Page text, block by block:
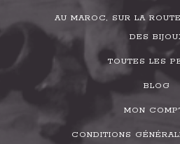
AU MAROC, SUR LA
DES
TOUTES LES
BLOG
MON
CONDITIONS